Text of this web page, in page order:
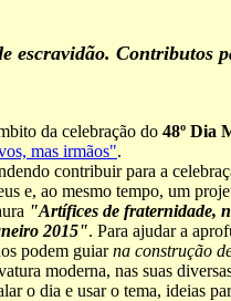
escravidão. Contributos
da celebração do 48º Dia
mas irmãos".
contribuir para a
e, ao mesmo tempo, um
"Artífices de fraternidade,
2015". Para ajudar a
podem guiarna construção
moderna, nas suas
o dia e usar o tema, ideias